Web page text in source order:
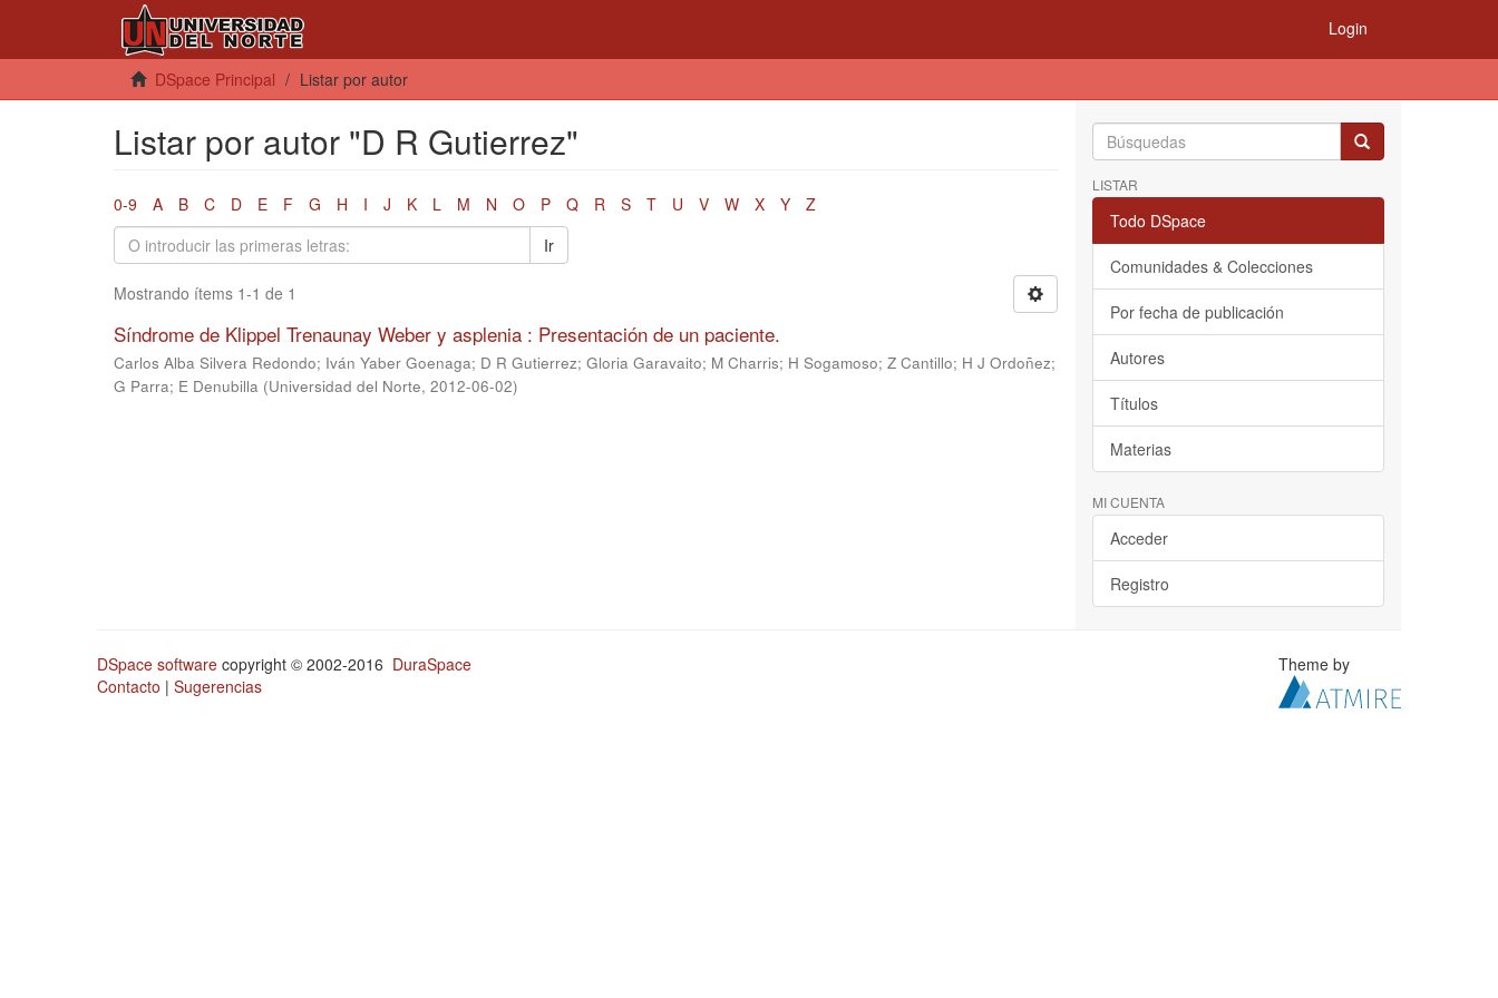
Login
DSpace Principal Listar por autor
Listar por autor "D R Gutierrez"
0-9 A B C D E F G H I J K L M N O P Q R S T U V W X Y
Z
Ir
Mostrando ítems 1-1 de 1
Síndrome de Klippel Trenaunay Weber y asplenia : Presentación de un paciente.
Carlos Alba Silvera Redondo; Iván Yaber Goenaga; D R Gutierrez; Gloria Garavaito; M Charris; H Sogamoso; Z Cantillo; H J Ordoñez;
G Parra; E Denubilla (Universidad del Norte, 2012-06-02)
LISTAR
Todo DSpace
Comunidades & Colecciones
Por fecha de publicación
Autores
Títulos
Materias
MI CUENTA
Acceder
Registro
DSpace software copyright © 2002-2016 DuraSpace
Contacto | Sugerencias
Theme by